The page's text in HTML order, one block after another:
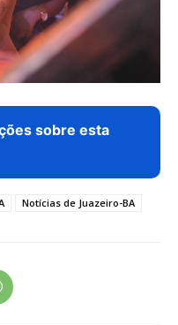
sobre esta
Notícias de Juazeiro-BA